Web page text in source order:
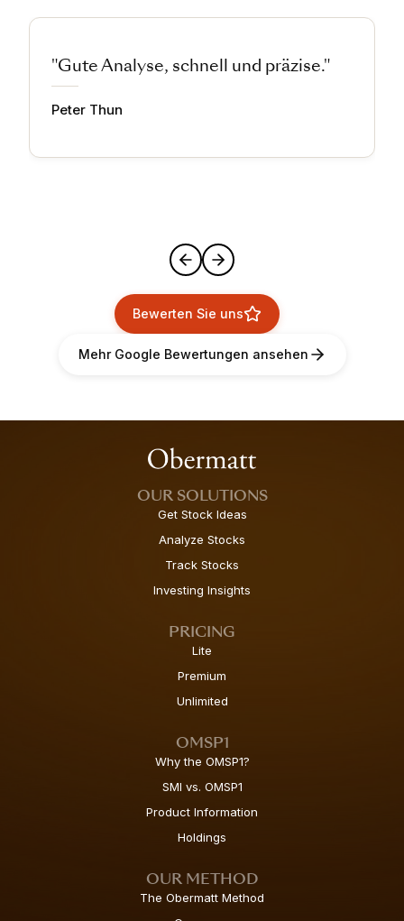
"Gute Analyse, schnell und präzise."
Peter Thun
Bewerten Sie uns
Mehr Google Bewertungen ansehen
OUR SOLUTIONS
Get Stock Ideas
Analyze Stocks
Track Stocks
Investing Insights
PRICING
Lite
Premium
Unlimited
OMSP1
Why the OMSP1?
SMI vs. OMSP1
Product Information
Holdings
OUR METHOD
The Obermatt Method